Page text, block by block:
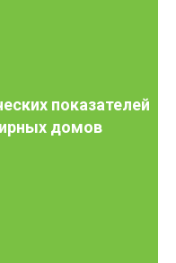
показателей
домов